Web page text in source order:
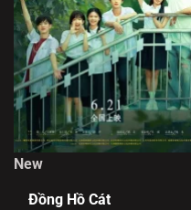
New
Đồng Hồ Cát